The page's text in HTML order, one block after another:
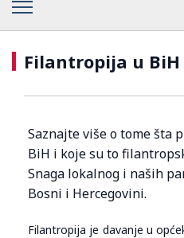
Filantropija u BiH
Saznajte više o tome šta
BiH i koje su to
Snaga lokalnog i naših
Bosni i Hercegovini.
Filantropija je davanje u